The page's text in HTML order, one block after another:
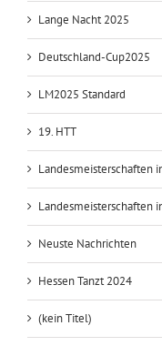
Lange Nacht 2025
Deutschland-Cup2025
LM2025 Standard
19. HTT
Landesmeisterschaften
Landesmeisterschaften
Neuste Nachrichten
Hessen Tanzt 2024
(kein Titel)